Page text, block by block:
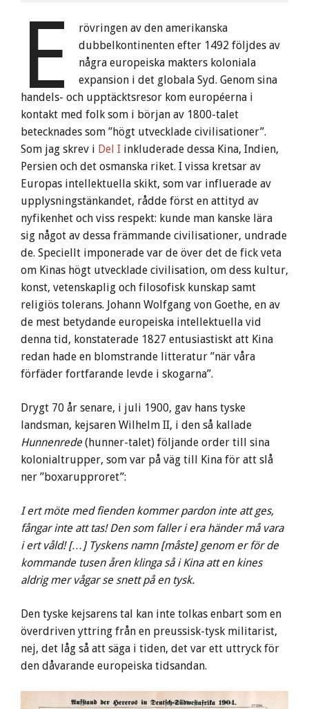
E
rövringen av den amerikanska
dubbelkontinenten efter 1492 följdes av
några europeiska makters koloniala
expansion i det globala Syd. Genom sina
handels- och upptäcktsresor kom européerna i
kontakt med folk som i början av 1800-talet
betecknades som ”högt utvecklade civilisationer”.
Som jag skrev i Del I inkluderade dessa Kina, Indien,
Persien och det osmanska riket. I vissa kretsar av
Europas intellektuella skikt, som var influerade av
upplysningstänkandet, rådde först en attityd av
nyfikenhet och viss respekt: kunde man kanske lära
sig något av dessa främmande civilisationer, undrade
de. Speciellt imponerade var de över det de fick veta
om Kinas högt utvecklade civilisation, om dess kultur,
konst, vetenskaplig och filosofisk kunskap samt
religiös tolerans. Johann Wolfgang von Goethe, en av
de mest betydande europeiska intellektuella vid
denna tid, konstaterade 1827 entusiastiskt att Kina
redan hade en blomstrande litteratur ”när våra
förfäder fortfarande levde i skogarna”.
Drygt 70 år senare, i juli 1900, gav hans tyske
landsman, kejsaren Wilhelm II, i den så kallade
Hunnenrede(hunner-talet) följande order till sina
kolonialtrupper, som var på väg till Kina för att slå
ner ”boxarupproret”:
I ert möte med fienden kommer pardon inte att ges,
fångar inte att tas! Den som faller i era händer må vara
i ert våld! […] Tyskens namn [måste] genom er för de
kommande tusen åren klinga så i Kina att en kines
aldrig mer vågar se snett på en tysk.
Den tyske kejsarens tal kan inte tolkas enbart som en
överdriven yttring från en preussisk-tysk militarist,
nej, det låg så att säga i tiden, det var ett uttryck för
den dåvarande europeiska tidsandan.